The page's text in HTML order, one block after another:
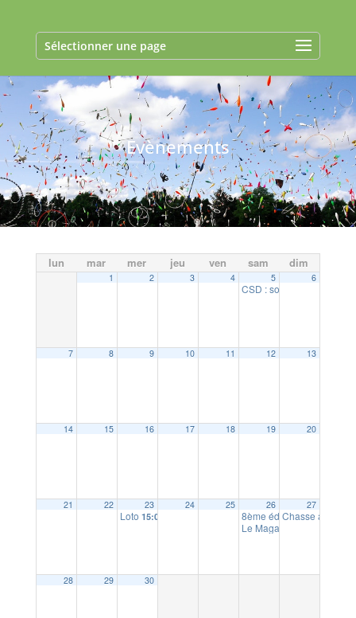
Sélectionner une page
Evènements
lun mar mer jeu ven sam dim
1 2 3 4 5
CSD : soirée rougail
6
7 8 9 10 11 12 13
14 15 16 17 18 19 20
21 22 23
Loto 15:00
24 25 26
8ème édition « Histoires
Le Magasin gratuit :
27
Chasse aux
28 29 30